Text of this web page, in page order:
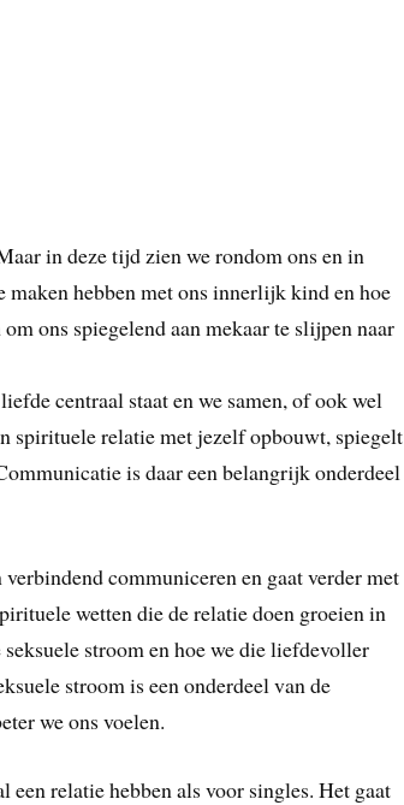
in deze tijd zien we rondom ons en in
hebben met ons innerlijk kind en hoe
ons spiegelend aan mekaar te slijpen naar
centraal staat en we samen, of ook wel
spirituele relatie met jezelf opbouwt, spiegelt
is daar een belangrijk onderdeel
communiceren en gaat verder met
wetten die de relatie doen groeien in
stroom en hoe we die liefdevoller
stroom is een onderdeel van de
we ons voelen.
relatie hebben als voor singles. Het gaat